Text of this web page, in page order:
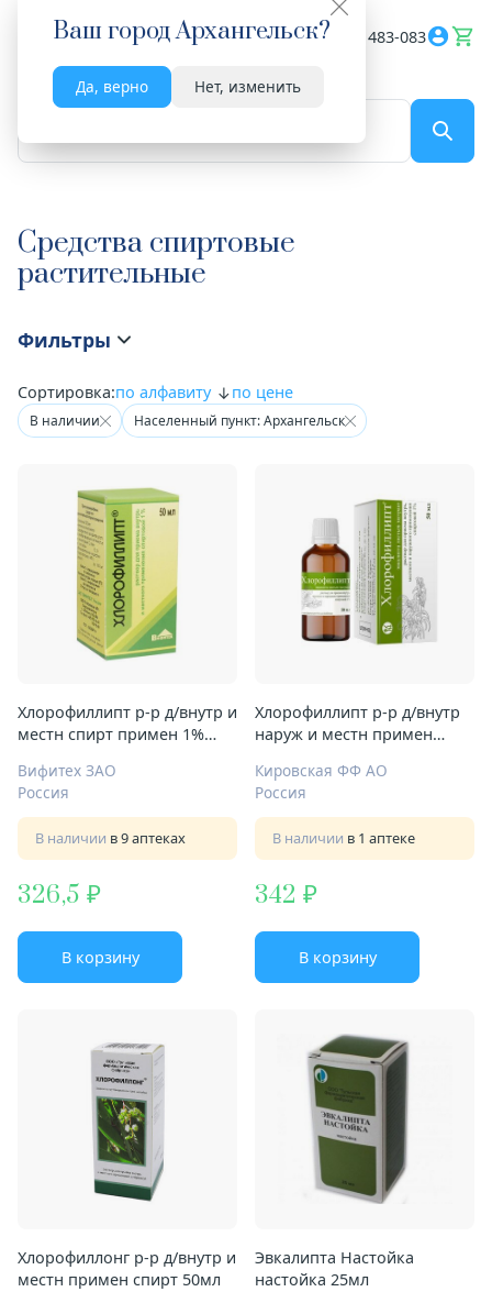
Ваш городАрхангельск?
Да, верно Нет, изменить
Весь сайт 8182 483-083
Средства спиртовые
растительные
Фильтры
Сортировка:по алфавиту по цене
В наличии Населенный пункт: Архангельск
Хлорофиллипт р-р д/внутр и
местн спирт примен 1%
Вифитех ЗАО
Россия
В наличии в 9 аптеках
326,5
В корзину
Хлорофиллипт р-р д/внутр
наруж и местн примен
Кировская ФФ АО
Россия
В наличии в 1 аптеке
342
В корзину
Хлорофиллонг р-р д/внутр и
местн примен спирт 50мл
Эвкалипта Настойка
настойка 25мл